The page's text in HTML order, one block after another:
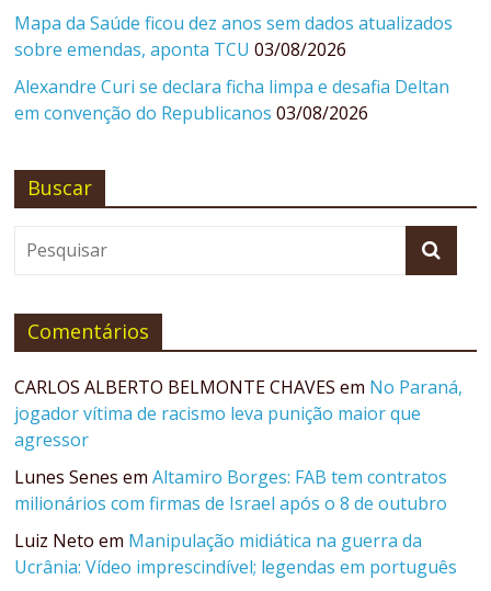
Mapa da Saúde ficou dez anos sem dados atualizados
sobre emendas, aponta TCU 03/08/2026
Alexandre Curi se declara ficha limpa e desafia Deltan
em convenção do Republicanos 03/08/2026
Buscar
Comentários
CARLOS ALBERTO BELMONTE CHAVES em No Paraná,
jogador vítima de racismo leva punição maior que
agressor
Lunes Senes emAltamiro Borges: FAB tem contratos
milionários com firmas de Israel após o 8 de outubro
Luiz Neto em Manipulação midiática na guerra da
Ucrânia: Vídeo imprescindível; legendas em português